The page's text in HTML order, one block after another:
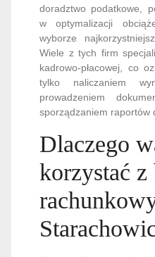
doradztwo podatkowe,
w optymalizacji
wyborze
Wiele z tych firm
kadrowo-płacowej, co
tylko naliczaniem
prowadzeniem
sporządzaniem raportów
Dlaczego
korzystać z